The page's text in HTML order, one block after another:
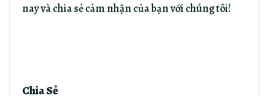
nay và chia sẻ cảm nhận của bạn với chúng tôi!
Chia Sẻ